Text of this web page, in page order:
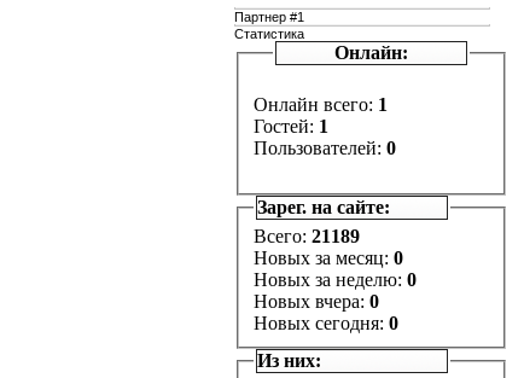
Партнер #1
Статистика
Онлайн:
Онлайн всего: 1
Гостей: 1
Пользователей: 0
Зарег. на сайте:
Всего: 21189
Новых за месяц: 0
Новых за неделю: 0
Новых вчера: 0
Новых сегодня: 0
Из них: